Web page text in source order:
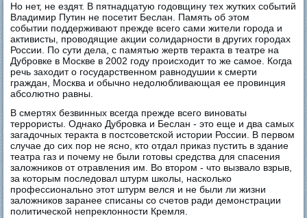
Но нет, не ездят. В пятнадцатую годовщину тех жутких событий
Владимир Путин не посетит Беслан. Память об этом
событии поддерживают прежде всего сами жители города и
активисты, проводящие акции солидарности в других городах
России. По сути дела, с памятью жертв теракта в театре на
Дубровке в Москве в 2002 году происходит то же самое. Когда
речь заходит о государственном равнодушии к смерти
граждан, Москва и обычно недолюбливающая ее провинция
абсолютно равны.
В смертях безвинных всегда прежде всего виноваты
террористы. Однако Дубровка и Беслан - это еще и два самых
загадочных теракта в постсоветской истории России. В первом
случае до сих пор не ясно, кто отдал приказ пустить в здание
театра газ и почему не были готовы средства для спасения
заложников от отравления им. Во втором - что вызвало взрыв,
за которым последовал штурм школы, насколько
профессионально этот штурм велся и не были ли жизни
заложников заранее списаны со счетов ради демонстрации
политической непреклонности Кремля.